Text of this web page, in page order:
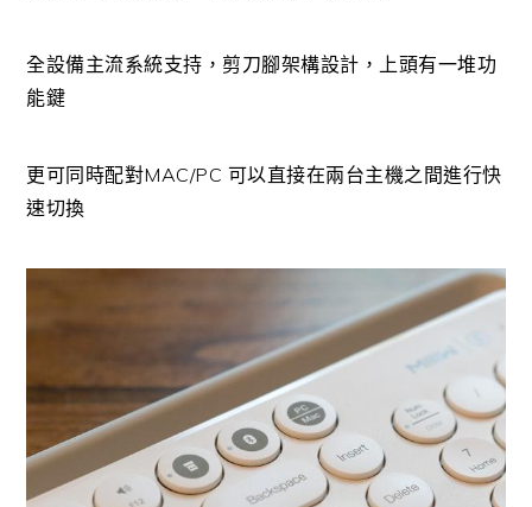
全設備主流系統支持，剪刀腳架構設計，上頭有一堆功
能鍵
更可同時配對MAC/PC 可以直接在兩台主機之間進行快
速切換